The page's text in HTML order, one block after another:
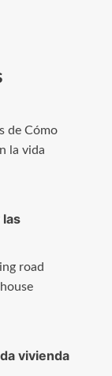
las
vivienda